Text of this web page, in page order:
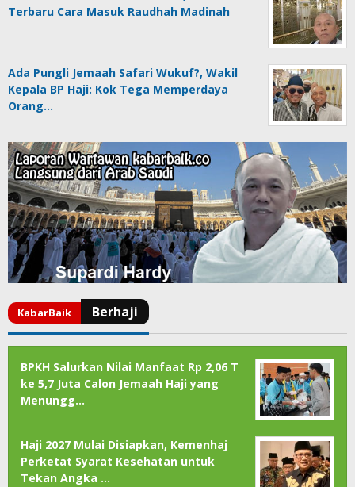
Terbaru Cara Masuk Raudhah Madinah
Ada Pungli Jemaah Safari Wukuf?, Wakil
Kepala BP Haji: Kok Tega Memperdaya
Orang…
BPKH Salurkan Nilai Manfaat Rp 2,06 T
ke 5,7 Juta Calon Jemaah Haji yang
Menungg…
Haji 2027 Mulai Disiapkan, Kemenhaj
Perketat Syarat Kesehatan untuk
Tekan Angka …